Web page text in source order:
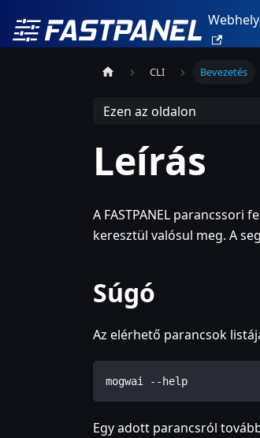
Webhely
CLI Bevezetés
Ezen az oldalon
Leírás
A FASTPANEL parancssori
keresztül valósul meg. A
Súgó
Az elérhető parancsok
mogwai --help
Egy adott parancsról